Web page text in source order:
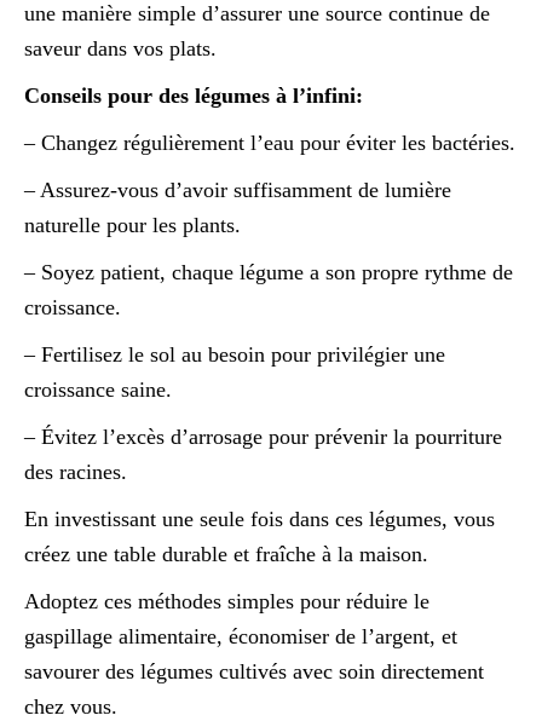
une manière simple d’assurer une source continue de
saveur dans vos plats.
Conseils pour des légumes à l’infini:
– Changez régulièrement l’eau pour éviter les bactéries.
– Assurez-vous d’avoir suffisamment de lumière
naturelle pour les plants.
– Soyez patient, chaque légume a son propre rythme de
croissance.
– Fertilisez le sol au besoin pour privilégier une
croissance saine.
– Évitez l’excès d’arrosage pour prévenir la pourriture
des racines.
En investissant une seule fois dans ces légumes, vous
créez une table durable et fraîche à la maison.
Adoptez ces méthodes simples pour réduire le
gaspillage alimentaire, économiser de l’argent, et
savourer des légumes cultivés avec soin directement
chez vous.